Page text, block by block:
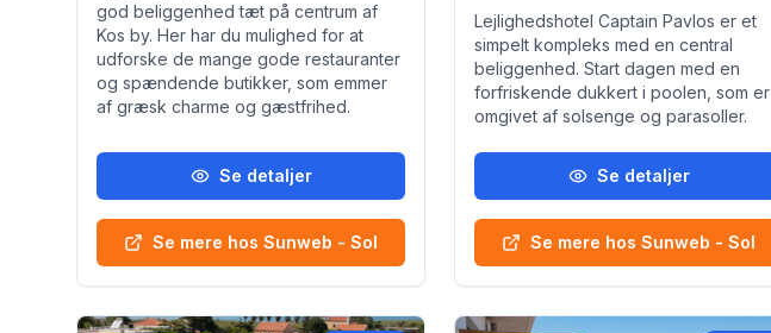
god beliggenhed tæt på centrum af
Kos by. Her har du mulighed for at
udforske de mange gode restauranter
og spændende butikker, som emmer
af græsk charme og gæstfrihed.
Se detaljer
Se mere hos Sunweb - Sol
Lejlighedshotel Captain Pavlos er et
simpelt kompleks med en central
beliggenhed. Start dagen med en
forfriskende dukkert i poolen, som er
omgivet af solsenge og parasoller.
Se detaljer
Se mere hos Sunweb - Sol